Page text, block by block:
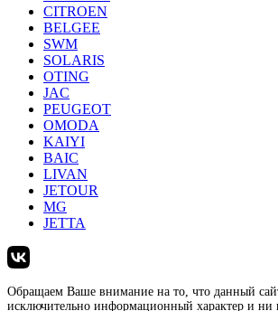
CITROEN
BELGEE
SWM
SOLARIS
OTING
JAC
PEUGEOT
OMODA
KAIYI
BAIC
LIVAN
JETOUR
MG
JETTA
Обращаем Ваше внимание на то, что данный
исключительно информационный характер и ни